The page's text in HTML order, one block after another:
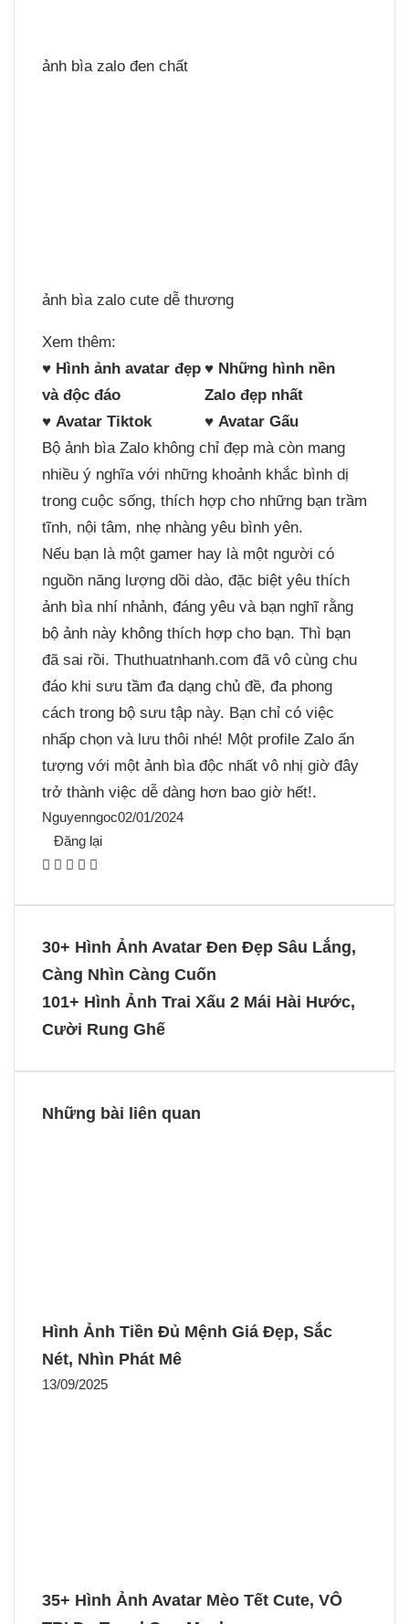
ảnh bìa zalo đen chất
ảnh bìa zalo cute dễ thương
Xem thêm:
♥ Hình ảnh avatar đẹp
và độc đáo
♥ Những hình nền
Zalo đẹp nhất
♥ Avatar Tiktok ♥ Avatar Gấu
Bộ ảnh bìa Zalo không chỉ đẹp mà còn mang
nhiều ý nghĩa với những khoảnh khắc bình dị
trong cuộc sống, thích hợp cho những bạn trầm
tĩnh, nội tâm, nhẹ nhàng yêu bình yên.
Nếu bạn là một gamer hay là một người có
nguồn năng lượng dồi dào, đặc biệt yêu thích
ảnh bìa nhí nhảnh, đáng yêu và bạn nghĩ rằng
bộ ảnh này không thích hợp cho bạn. Thì bạn
đã sai rồi. Thuthuatnhanh.com đã vô cùng chu
đáo khi sưu tầm đa dạng chủ đề, đa phong
cách trong bộ sưu tập này. Bạn chỉ có việc
nhấp chọn và lưu thôi nhé! Một profile Zalo ấn
tượng với một ảnh bìa độc nhất vô nhị giờ đây
trở thành việc dễ dàng hơn bao giờ hết!.
Nguyenngoc02/01/2024
Đăng lại
F
o
o
k
X P
r
e
s
M
n
g
e
n
g
e
30+ Hình Ảnh Avatar Đen Đẹp Sâu Lắng,
Càng Nhìn Càng Cuốn
101+ Hình Ảnh Trai Xấu 2 Mái Hài Hước,
Cười Rung Ghế
Những bài liên quan
Hình Ảnh Tiền Đủ Mệnh Giá Đẹp, Sắc
Nét, Nhìn Phát Mê
13/09/2025
35+ Hình Ảnh Avatar Mèo Tết Cute, VÔ